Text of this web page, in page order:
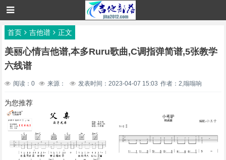
首页 吉他谱 正文
美丽心情吉他谱,本多Ruru歌曲,C调指弹简谱,5张教学
六线谱
阅读：0 来源： 发表时间：2023-04-07 15:03 作者：2,嗡嗡响
为您推荐